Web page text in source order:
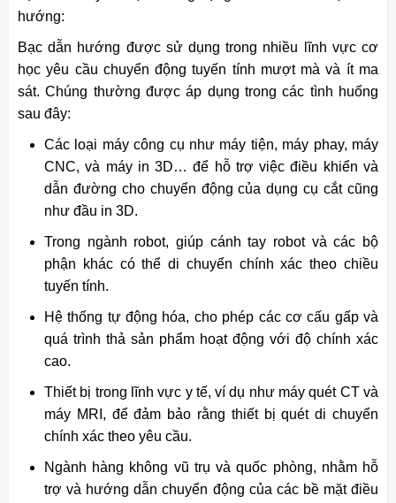
hướng:
Bạc dẫn hướng được sử dụng trong nhiều lĩnh vực cơ
học yêu cầu chuyển động tuyến tính mượt mà và ít ma
sát. Chúng thường được áp dụng trong các tình huống
sau đây:
Các loại máy công cụ như máy tiện, máy phay, máy
CNC, và máy in 3D… để hỗ trợ việc điều khiển và
dẫn đường cho chuyển động của dụng cụ cắt cũng
như đầu in 3D.
Trong ngành robot, giúp cánh tay robot và các bộ
phận khác có thể di chuyển chính xác theo chiều
tuyến tính.
Hệ thống tự động hóa, cho phép các cơ cấu gấp và
quá trình thả sản phẩm hoạt động với độ chính xác
cao.
Thiết bị trong lĩnh vực y tế, ví dụ như máy quét CT và
máy MRI, để đảm bảo rằng thiết bị quét di chuyển
chính xác theo yêu cầu.
Ngành hàng không vũ trụ và quốc phòng, nhằm hỗ
trợ và hướng dẫn chuyển động của các bề mặt điều